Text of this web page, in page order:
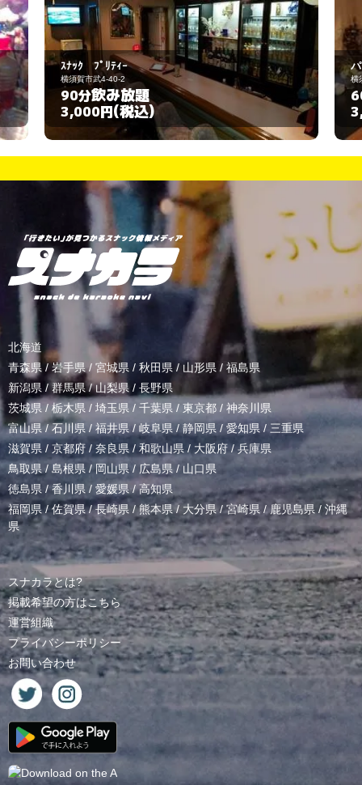
パール
横須賀市若松町3-7-6
60分飲み放題
3,000円(税込)
北海道
青森県 / 岩手県/ 宮城県 / 秋田県 / 山形県/ 福島県
新潟県 /群馬県/山梨県 / 長野県
茨城県 / 栃木県 / 埼玉県 / 千葉県 / 東京都 / 神奈川県
富山県 /石川県/福井県/岐阜県 / 静岡県 / 愛知県 / 三重県
滋賀県 / 京都府 / 奈良県 / 和歌山県/ 大阪府 /兵庫県
鳥取県/ 島根県 /岡山県/ 広島県 / 山口県
徳島県 /香川県 / 愛媛県/高知県
福岡県/佐賀県/長崎県 /熊本県/ 大分県/宮崎県 /鹿児島県 / 沖縄
県
スナカラとは?
掲載希望の方はこちら
運営組織
プライバシーポリシー
お問い合わせ